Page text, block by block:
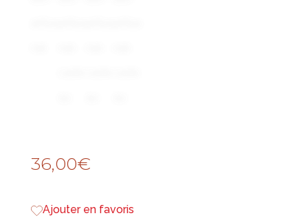
36,00€
Ajouter en favoris